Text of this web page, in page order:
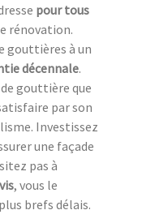
pour tous
rénovation.
gouttières à un
décennale.
gouttière que
par son
Investissez
une façade
pas à
, vous le
brefs délais.